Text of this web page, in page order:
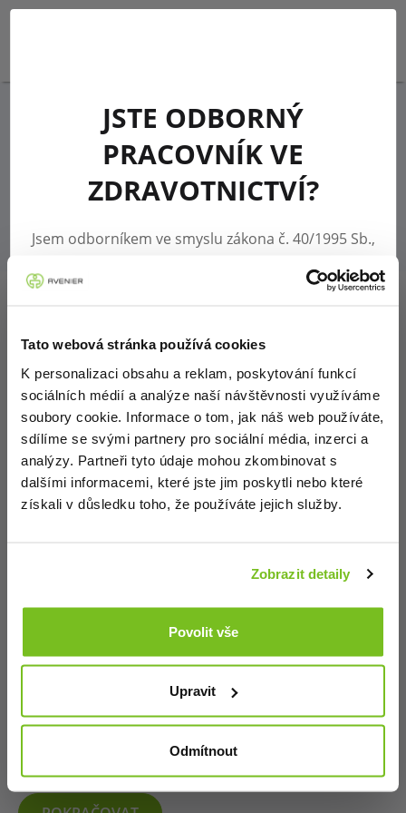
Tato webová stránka používá cookies
K personalizaci obsahu a reklam, poskytování funkcí
sociálních médií a analýze naší návštěvnosti využíváme
soubory cookie. Informace o tom, jak náš web používáte,
sdílíme se svými partnery pro sociální média, inzerci a
analýzy. Partneři tyto údaje mohou zkombinovat s
dalšími informacemi, které jste jim poskytli nebo které
získali v důsledku toho, že používáte jejich služby.
Zobrazit detaily
Povolit vše
Upravit
Odmítnout
CLEARINGOVÉ
CENTRUM AVENIER
V případě dotazů nás kontaktujte na telefonu 545
údajů do Clearingového centra za 2.
pololetí 2025
Období: 2. POLOLETÍ 2025
JSTE ODBORNÝ
PRACOVNÍK VE
ZDRAVOTNICTVÍ?
Jsem odborníkem ve smyslu zákona č. 40/1995 Sb.,
tedy jsem osobou oprávněnou předepisovat
Potvrzuji, že jsem se seznámil/a s definicí
odborník dle zákona č. 40/1995 Sb.
Potvrzuji, že jsem se seznámil/a s riziky, jimž se
jiná osoba než odborník vystavuje, vstoupí-li na
stránky určené převážně pro odborníky.
Nejsem odborník (odejít)
JSEM ODBORNÍK (VSTOUPIT)